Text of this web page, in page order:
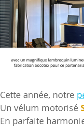
Cette année, notre
Un vélum motorisé
En parfaite